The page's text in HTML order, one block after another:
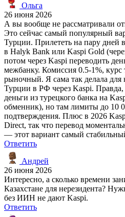
Ольга
26 июня 2026
А вы вообще не рассматривали
Это сейчас самый популярный
Турции. Прилететь на пару дней
в Halyk Bank или Kaspi Gold
потом через Kaspi переводить
межбанку. Комиссия 0.5-1%,
рыночный. Я сама так делала
Турции в РФ через Kaspi. Правда,
деньги из турецкого банка на
обменник), но там лимиты до 10
подтверждения. Плюс в 2026
Direct, так что перевод
— этот вариант самый
Ответить
Андрей
26 июня 2026
Интересно, а сколько времени
Казахстане для нерезидента?
без ИИН не дают Kaspi.
Ответить